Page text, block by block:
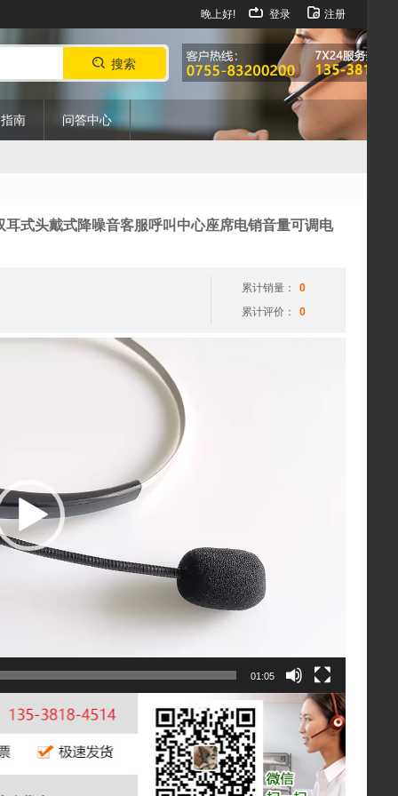
晚上好! 登录 注册
搜索
南 问答中心
式头戴式降噪音客服呼叫中心座席电销音量可调电
累计销量：
0
累计评价：
0
01:05